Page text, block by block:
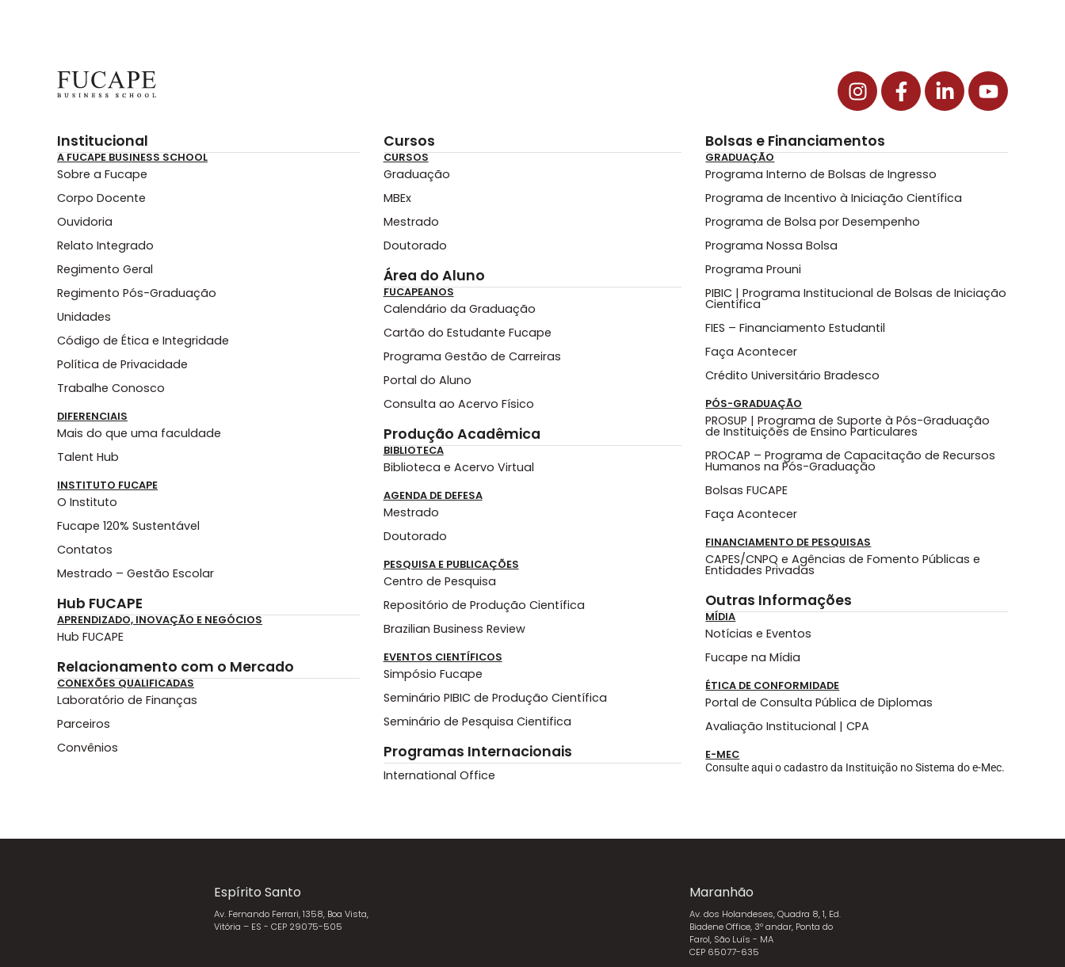
Institucional
A FUCAPE BUSINESS SCHOOL
Sobre a Fucape
Corpo Docente
Ouvidoria
Relato Integrado
Regimento Geral
Regimento Pós-Graduação
Unidades
Código de Ética e Integridade
Política de Privacidade
Trabalhe Conosco
DIFERENCIAIS
Mais do que uma faculdade
Talent Hub
INSTITUTO FUCAPE
O Instituto
Fucape 120% Sustentável
Contatos
Mestrado – Gestão Escolar
Hub FUCAPE
APRENDIZADO, INOVAÇÃO E NEGÓCIOS
Hub FUCAPE
Relacionamento com o Mercado
CONEXÕES QUALIFICADAS
Laboratório de Finanças
Parceiros
Convênios
Cursos
CURSOS
Graduação
MBEx
Mestrado
Doutorado
Área do Aluno
FUCAPEANOS
Calendário da Graduação
Cartão do Estudante Fucape
Programa Gestão de Carreiras
Portal do Aluno
Consulta ao Acervo Físico
Produção Acadêmica
BIBLIOTECA
Biblioteca e Acervo Virtual
AGENDA DE DEFESA
Mestrado
Doutorado
PESQUISA E PUBLICAÇÕES
Centro de Pesquisa
Repositório de Produção Científica
Brazilian Business Review
EVENTOS CIENTÍFICOS
Simpósio Fucape
Seminário PIBIC de Produção Científica
Seminário de Pesquisa Cientifica
Programas Internacionais
International Office
Bolsas e Financiamentos
GRADUAÇÃO
Programa Interno de Bolsas de Ingresso
Programa de Incentivo à Iniciação Científica
Programa de Bolsa por Desempenho
Programa Nossa Bolsa
Programa Prouni
PIBIC | Programa Institucional de Bolsas de Iniciação
Científica
FIES – Financiamento Estudantil
Faça Acontecer
Crédito Universitário Bradesco
PÓS-GRADUAÇÃO
PROSUP | Programa de Suporte à Pós-Graduação
de Instituições de Ensino Particulares
PROCAP – Programa de Capacitação de Recursos
Humanos na Pós-Graduação
Bolsas FUCAPE
Faça Acontecer
FINANCIAMENTO DE PESQUISAS
CAPES/CNPQ e Agências de Fomento Públicas e
Entidades Privadas
Outras Informações
MÍDIA
Notícias e Eventos
Fucape na Mídia
ÉTICA DE CONFORMIDADE
Portal de Consulta Pública de Diplomas
Avaliação Institucional | CPA
E-MEC
Consulte aqui o cadastro da Instituição no Sistema do e-Mec.
Espírito Santo
Av. Fernando Ferrari, 1358, Boa Vista,
Vitória – ES - CEP 29075-505
Maranhão
Av. dos Holandeses, Quadra 8, 1, Ed.
Biadene Office, 3º andar, Ponta do
Farol, São Luís - MA
CEP 65077-635